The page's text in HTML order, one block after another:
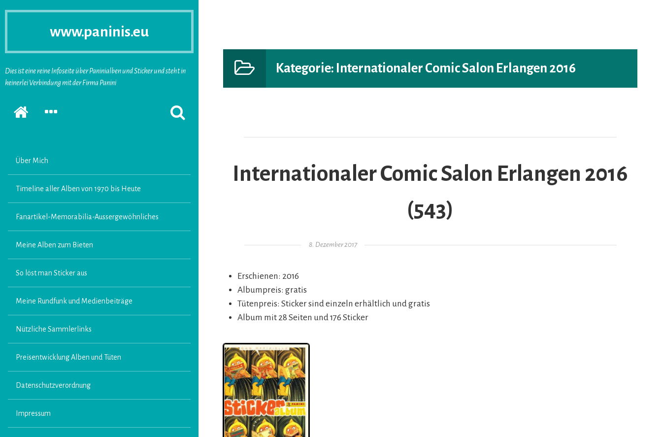
www.paninis.eu
Dies ist eine reine Infoseite über Paninialben und Sticker und steht in
keinerlei Verbindung mit der Firma Panini
Startseite
SEKUNDÄRE
SUCHFORMULAR
ERSCHEINEN
Über Mich
Timeline aller Alben von 1970 bis Heute
Fanartikel-Memorabilia-Aussergewöhnliches
Meine Alben zum Bieten
So löst man Sticker aus
Meine Rundfunk und Medienbeiträge
Nützliche Sammlerlinks
Preisentwicklung Alben und Tüten
Datenschutzverordnung
Impressum
Kategorie: Internationaler Comic Salon Erlangen 2016
Internationaler Comic Salon Erlangen 2016
(543)
Gepostet am
8. Dezember 2017
Erschienen: 2016
Albumpreis: gratis
Tütenpreis: Sticker sind einzeln erhältlich und gratis
Album mit 28 Seiten und 176 Sticker